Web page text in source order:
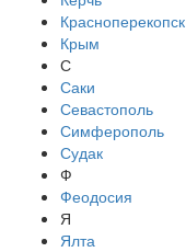
Красноперекопск
Крым
С
Саки
Севастополь
Симферополь
Судак
Ф
Феодосия
Я
Ялта